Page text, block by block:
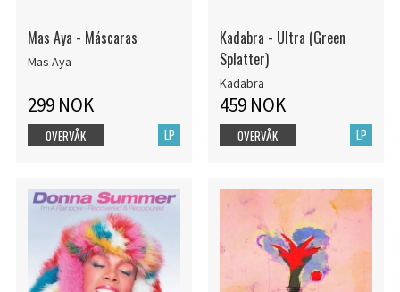
Mas Aya - Máscaras
Mas Aya
299 NOK
LP
OVERVÅK
Kadabra - Ultra (Green
Splatter)
Kadabra
459 NOK
LP
OVERVÅK